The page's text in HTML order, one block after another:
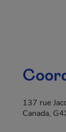
137 rue
Canada,